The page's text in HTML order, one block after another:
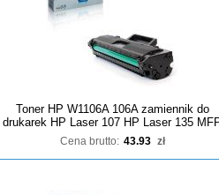
Toner HP W1106A 106A zamiennik do
drukarek HP Laser 107 HP Laser 135
Cena brutto: 43.93 zł